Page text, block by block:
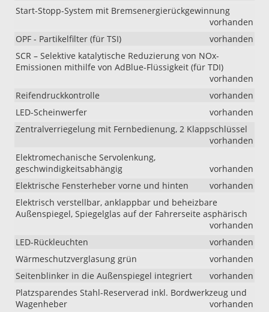
Start-Stopp-System mit Bremsenergierückgewinnung
vorhanden
OPF - Partikelfilter (für TSI)
vorhanden
SCR – Selektive katalytische Reduzierung von NOx-
Emissionen mithilfe von AdBlue-Flüssigkeit (für TDI)
vorhanden
Reifendruckkontrolle
vorhanden
LED-Scheinwerfer
vorhanden
Zentralverriegelung mit Fernbedienung, 2 Klappschlüssel
vorhanden
Elektromechanische Servolenkung,
geschwindigkeitsabhängig
vorhanden
Elektrische Fensterheber vorne und hinten
vorhanden
Elektrisch verstellbar, anklappbar und beheizbare
Außenspiegel, Spiegelglas auf der Fahrerseite asphärisch
vorhanden
LED-Rückleuchten
vorhanden
Wärmeschutzverglasung grün
vorhanden
Seitenblinker in die Außenspiegel integriert
vorhanden
Platzsparendes Stahl-Reserverad inkl. Bordwerkzeug und
Wagenheber
vorhanden